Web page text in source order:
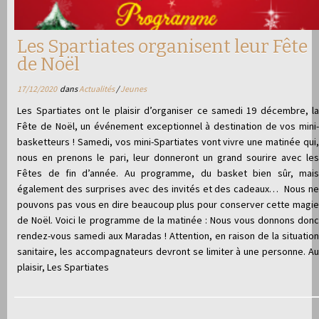
Les Spartiates organisent leur Fête
de Noël
17/12/2020dansActualités/Jeunes
Les Spartiates ont le plaisir d’organiser ce samedi 19 décembre, la
Fête de Noël, un événement exceptionnel à destination de vos mini-
basketteurs ! Samedi, vos mini-Spartiates vont vivre une matinée qui,
nous en prenons le pari, leur donneront un grand sourire avec les
Fêtes de fin d’année. Au programme, du basket bien sûr, mais
également des surprises avec des invités et des cadeaux… Nous ne
pouvons pas vous en dire beaucoup plus pour conserver cette magie
de Noël. Voici le programme de la matinée : Nous vous donnons donc
rendez-vous samedi aux Maradas ! Attention, en raison de la situation
sanitaire, les accompagnateurs devront se limiter à une personne. Au
plaisir, Les Spartiates